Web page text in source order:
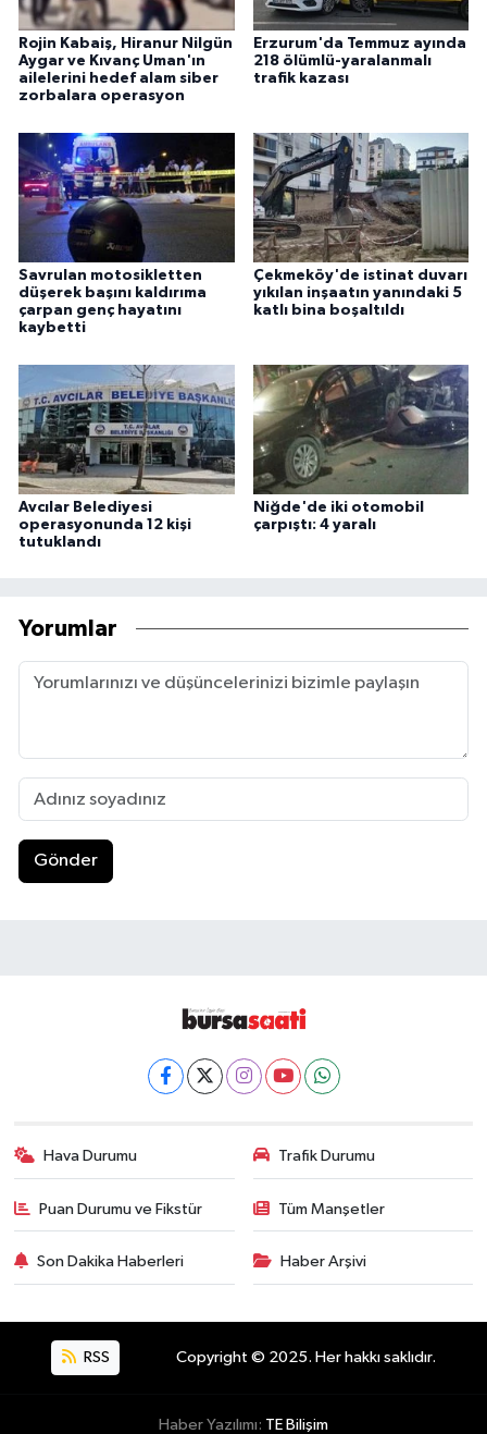
Rojin Kabaiş, Hiranur Nilgün
Aygar ve Kıvanç Uman'ın
ailelerini hedef alam siber
zorbalara operasyon
Erzurum'da Temmuz ayında
218 ölümlü-yaralanmalı
trafik kazası
Savrulan motosikletten
düşerek başını kaldırıma
çarpan genç hayatını
kaybetti
Çekmeköy'de istinat duvarı
yıkılan inşaatın yanındaki 5
katlı bina boşaltıldı
Avcılar Belediyesi
operasyonunda 12 kişi
tutuklandı
Niğde'de iki otomobil
çarpıştı: 4 yaralı
Yorumlar
Gönder
Hava Durumu Trafik Durumu
Puan Durumu ve Fikstür Tüm Manşetler
Son Dakika Haberleri Haber Arşivi
RSS Copyright © 2025. Her hakkı saklıdır.
Haber Yazılımı: TE Bilişim